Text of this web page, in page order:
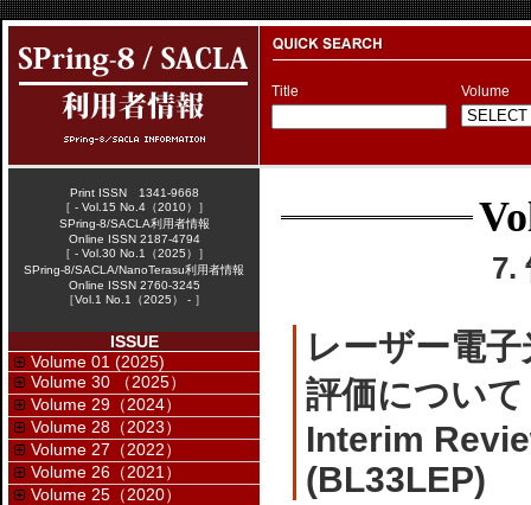
Title Volume
7.
レーザー電
評価について
Interim
(BL33LEP)
Print ISSN 1341-9668
［ - Vol.15 No.4（2010）］
SPring-8/SACLA利用者情報
Online ISSN 2187-4794
［ - Vol.30 No.1（2025）］
SPring-8/SACLA/NanoTerasu利用者情報
Online ISSN 2760-3245
［Vol.1 No.1（2025） - ］
ISSUE
Volume 01 (2025)
Volume 30 （2025）
Volume 29（2024）
Volume 28（2023）
Volume 27（2022）
Volume 26（2021）
Volume 25（2020）